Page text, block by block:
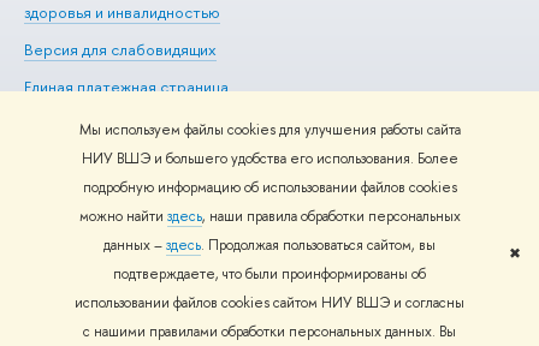
Мы используем файлы cookies для улучшения работы сайта
НИУ ВШЭ и большего удобства его использования. Более
подробную информацию об использовании файлов cookies
можно найти здесь, наши правила обработки персональных
данных –здесь. Продолжая пользоваться сайтом, вы
подтверждаете, что были проинформированы об
использовании файлов cookies сайтом НИУ ВШЭ и согласны
с нашими правилами обработки персональных данных. Вы
✖
здоровья и инвалидностью
Версия для слабовидящих
Единая платежная страница
Редактору
© НИУ ВШЭ 1993–2026 Адреса и контакты Условия
использования материалов Политика конфиденциальности
Карта
Шрифты HSE Sans и HSE Slab разработаны вШколе дизайна НИУ